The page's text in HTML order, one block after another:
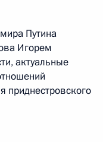
Путина
Игорем
актуальные
приднестровского